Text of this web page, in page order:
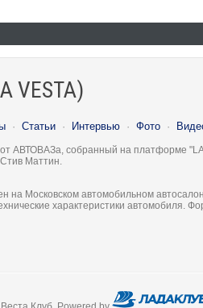
VESTA)
· Статьи · Интервью · Фото ·
АВТОВАЗа, собранный на платформе
Маттин.
на Московском автомобильном
характеристики